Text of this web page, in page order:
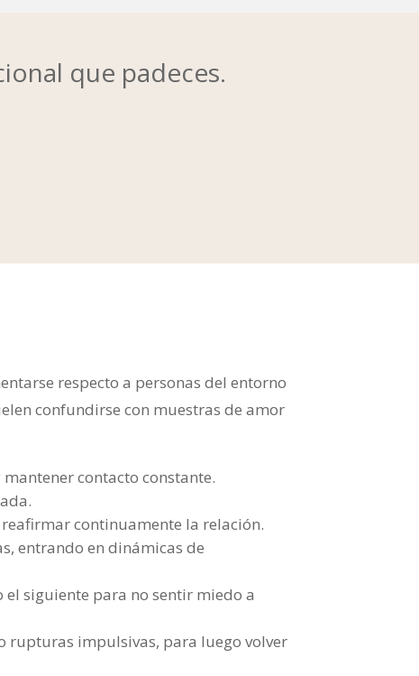
que padeces.
respecto a personas del entorno
confundirse con muestras de amor
contacto constante.
continuamente la relación.
entrando en dinámicas de
siguiente para no sentir miedo a
rupturas impulsivas, para luego volver